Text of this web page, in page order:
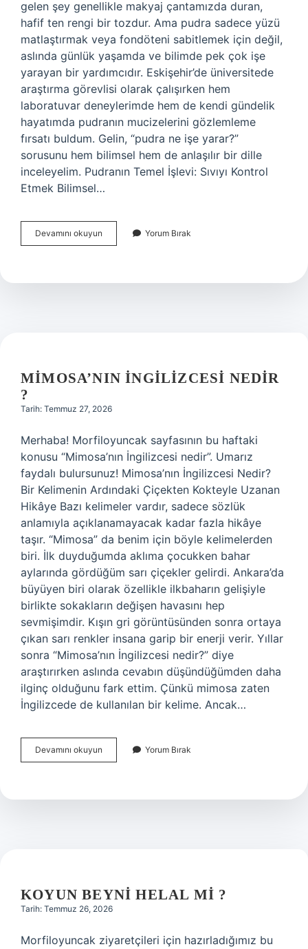
gelen şey genellikle makyaj çantamızda duran,
hafif ten rengi bir tozdur. Ama pudra sadece yüzü
matlaştırmak veya fondöteni sabitlemek için değil,
aslında günlük yaşamda ve bilimde pek çok işe
yarayan bir yardımcıdır. Eskişehir’de üniversitede
araştırma görevlisi olarak çalışırken hem
laboratuvar deneylerimde hem de kendi gündelik
hayatımda pudranın mucizelerini gözlemleme
fırsatı buldum. Gelin, “pudra ne işe yarar?”
sorusunu hem bilimsel hem de anlaşılır bir dille
inceleyelim. Pudranın Temel İşlevi: Sıvıyı Kontrol
Etmek Bilimsel…
Devamını okuyun
ne
?
Yorum Bırak
MIMOSA’NIN İNGILIZCESI NEDIR
?
Tarih: Temmuz 27, 2026
Merhaba! Morfiloyuncak sayfasının bu haftaki
konusu “Mimosa’nın İngilizcesi nedir”. Umarız
faydalı bulursunuz! Mimosa’nın İngilizcesi Nedir?
Bir Kelimenin Ardındaki Çiçekten Kokteyle Uzanan
Hikâye Bazı kelimeler vardır, sadece sözlük
anlamıyla açıklanamayacak kadar fazla hikâye
taşır. “Mimosa” da benim için böyle kelimelerden
biri. İlk duyduğumda aklıma çocukken bahar
aylarında gördüğüm sarı çiçekler gelirdi. Ankara’da
büyüyen biri olarak özellikle ilkbaharın gelişiyle
birlikte sokakların değişen havasını hep
sevmişimdir. Kışın gri görüntüsünden sonra ortaya
çıkan sarı renkler insana garip bir enerji verir. Yıllar
sonra “Mimosa’nın İngilizcesi nedir?” diye
araştırırken aslında cevabın düşündüğümden daha
ilginç olduğunu fark ettim. Çünkü mimosa zaten
İngilizcede de kullanılan bir kelime. Ancak…
Devamını okuyun Mimosa’nın
İngilizcesi
Yorum Bırak
KOYUN BEYNI HELAL MI ?
Tarih: Temmuz 26, 2026
Morfiloyuncak ziyaretçileri için hazırladığımız bu